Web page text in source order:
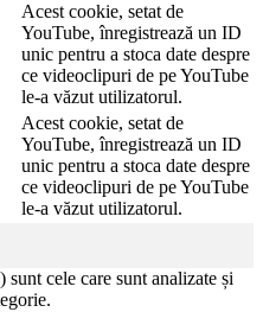
Acest cookie, setat de
YouTube, înregistrează un ID
unic pentru a stoca date despre
ce videoclipuri de pe YouTube
le-a văzut utilizatorul.
Acest cookie, setat de
YouTube, înregistrează un ID
unic pentru a stoca date despre
ce videoclipuri de pe YouTube
le-a văzut utilizatorul.
cele care sunt analizate și